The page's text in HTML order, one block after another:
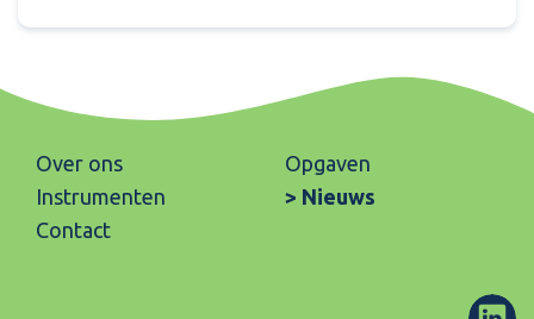
Over ons
Opgaven
Instrumenten
Nieuws
Contact